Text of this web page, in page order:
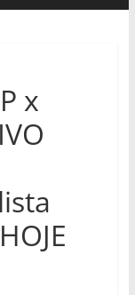
x